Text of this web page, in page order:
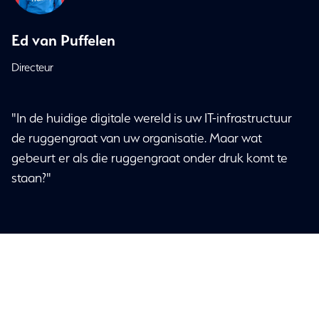
Ed van Puffelen
Directeur
"In de huidige digitale wereld is uw IT-infrastructuur
de ruggengraat van uw organisatie. Maar wat
gebeurt er als die ruggengraat onder druk komt te
staan?"